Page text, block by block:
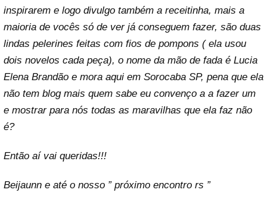
inspirarem e logo divulgo também a receitinha, mais a
maioria de vocês só de ver já conseguem fazer, são duas
lindas pelerines feitas com fios de pompons ( ela usou
dois novelos cada peça), o nome da mão de fada é Lucia
Elena Brandão e mora aqui em Sorocaba SP, pena que ela
não tem blog mais quem sabe eu convenço a a fazer um
e mostrar para nós todas as maravilhas que ela faz não
é?
Então aí vai queridas!!!
Beijaunn e até o nosso ” próximo encontro rs ”